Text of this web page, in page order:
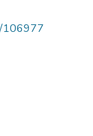
106977